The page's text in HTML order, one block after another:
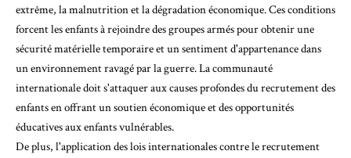
extrême, la malnutrition et la dégradation économique. Ces conditions
forcent les enfants à rejoindre des groupes arméspour obtenir une
sécurité matérielle temporaire et un sentiment d'appartenance dans
un environnement ravagé par la guerre. La communauté
internationale doit s'attaquer aux causes profondes du recrutement des
enfants en offrant un soutien économique et des opportunités
éducatives aux enfants vulnérables.
De plus, l'application des lois internationales contre le recrutement